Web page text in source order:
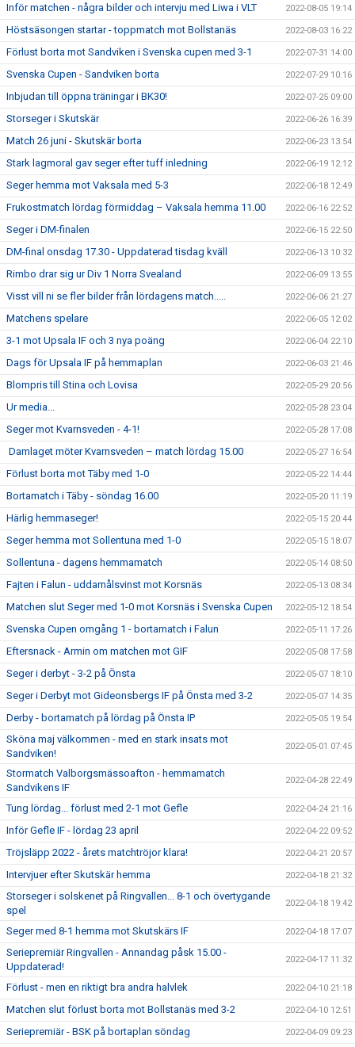
Inför matchen - några bilder och intervju med Liwa i VLT 2022-08-05 19:14
Höstsäsongen startar - toppmatch mot Bollstanäs 2022-08-03 16:22
Förlust borta mot Sandviken i Svenska cupen med 3-1 2022-07-31 14:00
Svenska Cupen - Sandviken borta 2022-07-29 10:16
Inbjudan till öppna träningar i BK30! 2022-07-25 09:00
Storseger i Skutskär 2022-06-26 16:39
Match 26 juni - Skutskär borta 2022-06-23 13:54
Stark lagmoral gav seger efter tuff inledning 2022-06-19 12:12
Seger hemma mot Vaksala med 5-3 2022-06-18 12:49
Frukostmatch lördag förmiddag – Vaksala hemma 11.00 2022-06-16 22:52
Seger i DM-finalen 2022-06-15 22:50
DM-final onsdag 17.30 - Uppdaterad tisdag kväll 2022-06-13 10:32
Rimbo drar sig ur Div 1 Norra Svealand 2022-06-09 13:55
Visst vill ni se fler bilder från lördagens match..... 2022-06-06 21:27
Matchens spelare 2022-06-05 12:02
3-1 mot Upsala IF och 3 nya poäng 2022-06-04 22:10
Dags för Upsala IF på hemmaplan 2022-06-03 21:46
Blompris till Stina och Lovisa 2022-05-29 20:56
Ur media... 2022-05-28 23:04
Seger mot Kvarnsveden - 4-1! 2022-05-28 17:08
Damlaget möter Kvarnsveden – match lördag 15.00 2022-05-27 16:54
Förlust borta mot Täby med 1-0 2022-05-22 14:44
Bortamatch i Täby - söndag 16.00 2022-05-20 11:19
Härlig hemmaseger! 2022-05-15 20:44
Seger hemma mot Sollentuna med 1-0 2022-05-15 18:07
Sollentuna - dagens hemmamatch 2022-05-14 08:50
Fajten i Falun - uddamålsvinst mot Korsnäs 2022-05-13 08:34
Matchen slut Seger med 1-0 mot Korsnäs i Svenska Cupen 2022-05-12 18:54
Svenska Cupen omgång 1 - bortamatch i Falun 2022-05-11 17:26
Eftersnack - Armin om matchen mot GIF 2022-05-08 17:58
Seger i derbyt - 3-2 på Önsta 2022-05-07 18:10
Seger i Derbyt mot Gideonsbergs IF på Önsta med 3-2 2022-05-07 14:35
Derby - bortamatch på lördag på Önsta IP 2022-05-05 19:54
Sköna maj välkommen - med en stark insats mot
Sandviken!
2022-05-01 07:45
Stormatch Valborgsmässoafton - hemmamatch
Sandvikens IF
2022-04-28 22:49
Tung lördag... förlust med 2-1 mot Gefle 2022-04-24 21:16
Inför Gefle IF - lördag 23 april 2022-04-22 09:52
Tröjsläpp 2022 - årets matchtröjor klara! 2022-04-21 20:57
Intervjuer efter Skutskär hemma 2022-04-18 21:32
Storseger i solskenet på Ringvallen... 8-1 och övertygande
spel
2022-04-18 19:42
Seger med 8-1 hemma mot Skutskärs IF 2022-04-18 17:07
Seriepremiär Ringvallen - Annandag påsk 15.00 -
Uppdaterad!
2022-04-17 11:32
Förlust - men en riktigt bra andra halvlek 2022-04-10 21:18
Matchen slut förlust borta mot Bollstanäs med 3-2 2022-04-10 12:51
Seriepremiär - BSK på bortaplan söndag 2022-04-09 09:23